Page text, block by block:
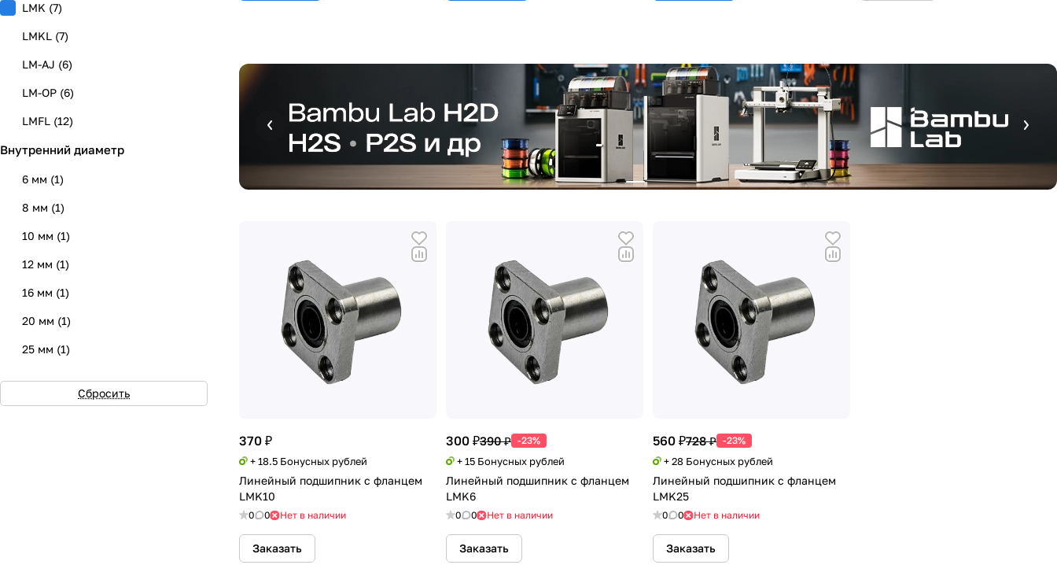
370 ₽
+ 18.5 Бонусных рублей
Линейный подшипник с фланцем
LMK10
0 0 Нет в наличии
Заказать
300 ₽390 ₽ -23%
+ 15 Бонусных рублей
Линейный подшипник с фланцем
LMK6
0 0 Нет в наличии
Заказать
560 ₽728 ₽ -23%
+ 28 Бонусных рублей
Линейный подшипник с фланцем
LMK25
0 0 Нет в наличии
Заказать
LMK (7)
LMKL (7)
LM-AJ (6)
LM-OP (6)
LMFL (12)
LMH(8)
LMHL(8
LMF 14
LMFP (12
LMFPL(12
LMKP (12
LMKPL(12
LMEFC(9
Внутренний диаметр
6 мм (1)
8 мм (1)
10 мм (1)
12 мм (1)
16 мм (1)
20 мм (1)
25 мм (1)
35 мм(0)
Сбросить